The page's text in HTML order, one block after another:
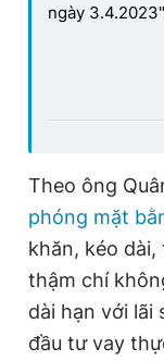
ngày
Theo ông
phóng mặt
khăn, kéo
thậm chí
dài hạn với lãi
đầu tư vay